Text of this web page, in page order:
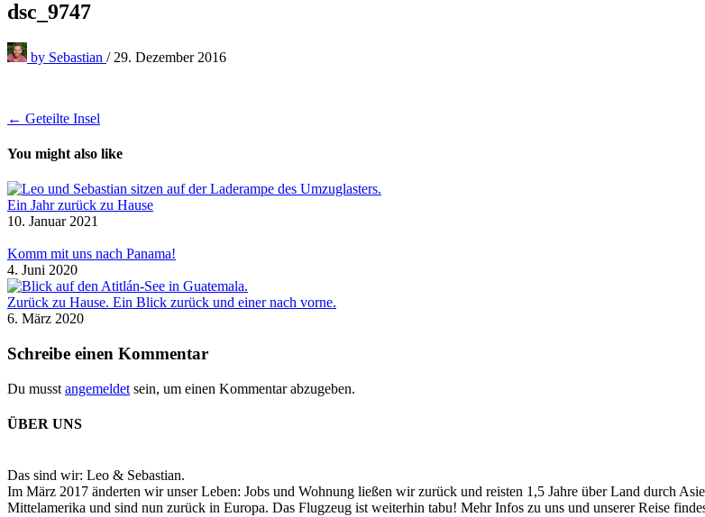
dsc_9747
by Sebastian / 29. Dezember 2016
Beitragsnavigation
← Geteilte Insel
You might also like
Ein Jahr zurück zu Hause
10. Januar 2021
Komm mit uns nach Panama!
4. Juni 2020
Zurück zu Hause. Ein Blick zurück und einer nach vorne.
6. März 2020
Schreibe einen Kommentar
Du musst angemeldet sein, um einen Kommentar abzugeben.
ÜBER UNS
Das sind wir: Leo & Sebastian.
Im März 2017 änderten wir unser Leben: Jobs und Wohnung ließen wir zurück und reisten 1,5 Jahre über Land durch
Mittelamerika und sind nun zurück in Europa. Das Flugzeug ist weiterhin tabu! Mehr Infos zu uns und unserer Reise